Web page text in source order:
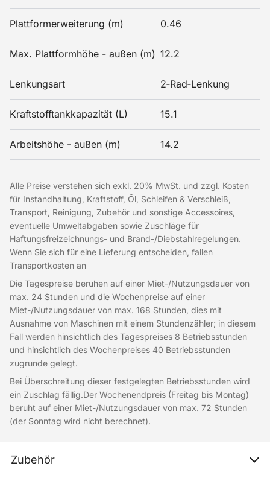
Plattformerweiterung (m) 0.46
Max. Plattformhöhe - außen (m) 12.2
Lenkungsart 2‑Rad‑Lenkung
Kraftstofftankkapazität (L) 15.1
Arbeitshöhe - außen (m) 14.2
Alle Preise verstehen sich exkl. 20% MwSt. und zzgl. Kosten
für Instandhaltung, Kraftstoff, Öl, Schleifen & Verschleiß,
Transport, Reinigung, Zubehör und sonstige Accessoires,
eventuelle Umweltabgaben sowie Zuschläge für
Haftungsfreizeichnungs- und Brand-/Diebstahlregelungen.
Wenn Sie sich für eine Lieferung entscheiden, fallen
Transportkosten an
Die Tagespreise beruhen auf einer Miet-/Nutzungsdauer von
max. 24 Stunden und die Wochenpreise auf einer
Miet-/Nutzungsdauer von max. 168 Stunden, dies mit
Ausnahme von Maschinen mit einem Stundenzähler; in diesem
Fall werden hinsichtlich des Tagespreises 8 Betriebsstunden
und hinsichtlich des Wochenpreises 40 Betriebsstunden
zugrunde gelegt.
Bei Überschreitung dieser festgelegten Betriebsstunden wird
ein Zuschlag fällig.Der Wochenendpreis (Freitag bis Montag)
beruht auf einer Miet-/Nutzungsdauer von max. 72 Stunden
(der Sonntag wird nicht berechnet).
Zubehör